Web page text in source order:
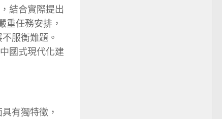
結合實際提出
重任務安排，
服衡難題。
國式現代化建
有獨特徵，